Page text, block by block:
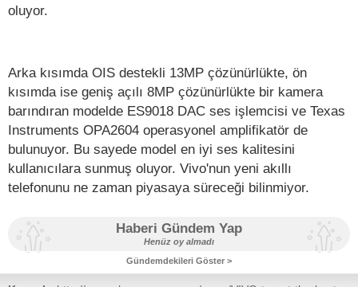
oluyor.
Arka kısımda OIS destekli 13MP çözünürlükte, ön
kısımda ise geniş açılı 8MP çözünürlükte bir kamera
barındıran modelde ES9018 DAC ses işlemcisi ve Texas
Instruments OPA2604 operasyonel amplifikatör de
bulunuyor. Bu sayede model en iyi ses kalitesini
kullanıcılara sunmuş oluyor. Vivo'nun yeni akıllı
telefonunu ne zaman piyasaya süreceği bilinmiyor.
Haberi Gündem Yap
Henüz oy almadı
Gündemdekileri Göster >